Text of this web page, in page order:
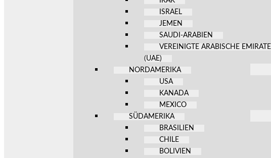
ISRAEL
JEMEN
SAUDI-ARABIEN
VEREINIGTE ARABISCHE EMIRATE
(UAE)
NORDAMERIKA
USA
KANADA
MEXICO
SÜDAMERIKA
BRASILIEN
CHILE
BOLIVIEN